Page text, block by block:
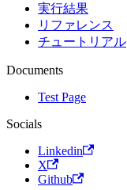
実行結果
リファレンス
チュートリアル
Documents
Test Page
Socials
Linkedin
X
Github